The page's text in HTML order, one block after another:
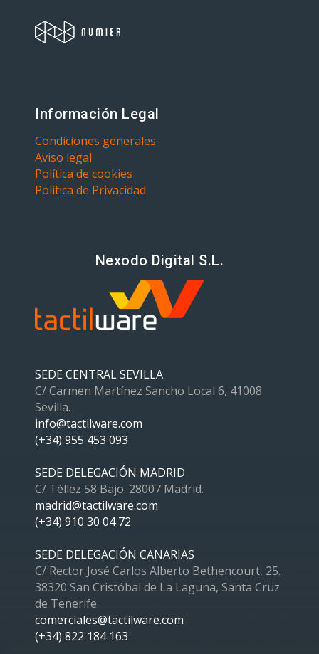
Información Legal
Condiciones generales
Aviso legal
Política de cookies
Política de Privacidad
Nexodo Digital S.L.
SEDE CENTRAL SEVILLA
C/ Carmen Martínez Sancho Local 6, 41008
Sevilla.
info@tactilware.com
(+34) 955 453 093
SEDE DELEGACIÓN MADRID
C/ Téllez 58 Bajo. 28007 Madrid.
madrid@tactilware.com
(+34) 910 30 04 72
SEDE DELEGACIÓN CANARIAS
C/ Rector José Carlos Alberto Bethencourt, 25.
38320 San Cristóbal de La Laguna, Santa Cruz
de Tenerife.
comerciales@tactilware.com
(+34) 822 184 163